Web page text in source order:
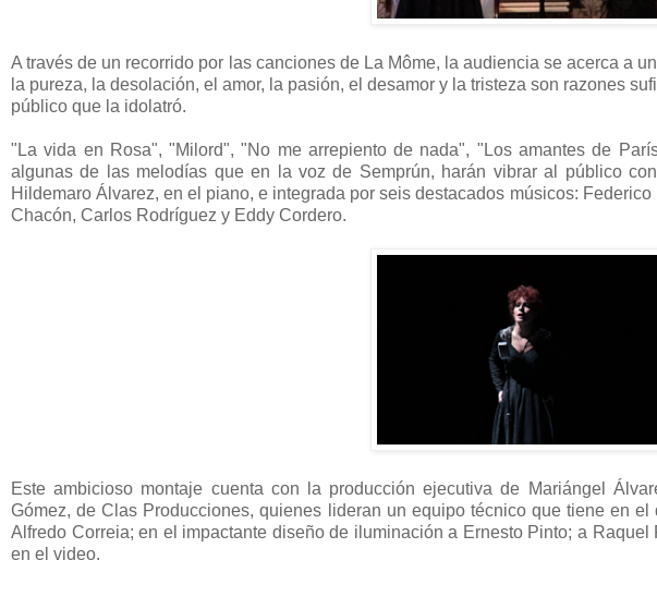
A través de un recorrido por las canciones de La Môme, la audiencia se acerca a
la pureza, la desolación, el amor, la pasión, el desamor y la tristeza son razones
público que la idolatró.
"La vida en Rosa", "Milord", "No me arrepiento de nada", "Los amantes de
algunas de las melodías que en la voz de Semprún, harán vibrar al público
Hildemaro Álvarez, en el piano, e integrada por seis destacados músicos:
Chacón, Carlos Rodríguez y Eddy Cordero.
Este ambicioso montaje cuenta con la producción ejecutiva de Mariángel
Gómez, de Clas Producciones, quienes lideran un equipo técnico que tiene en
Alfredo Correia; en el impactante diseño de iluminación a Ernesto Pinto; a
en el video.